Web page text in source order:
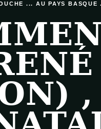
... AU PAYS BASQUE
,